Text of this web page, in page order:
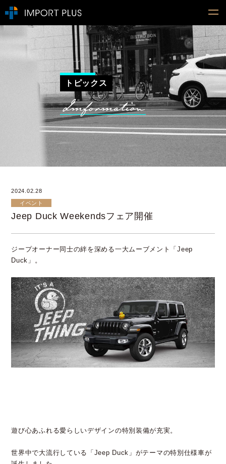
トピックス
2024.02.28
イベント
Jeep Duck Weekendsフェア開催
ジープオーナー同士の絆を深める一大ムーブメント「Jeep
Duck」。
遊び心あふれる愛らしいデザインの特別装備が充実。
世界中で大流行している「Jeep Duck」がテーマの特別仕様車が